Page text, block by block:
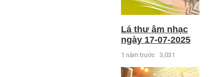
Lá thư âm nhạc
ngày 17-07-2025
1 năm trước 3,031